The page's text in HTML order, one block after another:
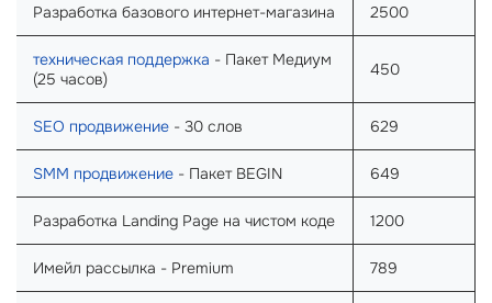
Разработка базового интернет-магазина 2500
техническая поддержка - Пакет Медиум
(25 часов)
450
SEO продвижение - 30 слов 629
SMM продвижение - Пакет BEGIN 649
Разработка Landing Page на чистом коде 1200
Имейл рассылка - Premium 789